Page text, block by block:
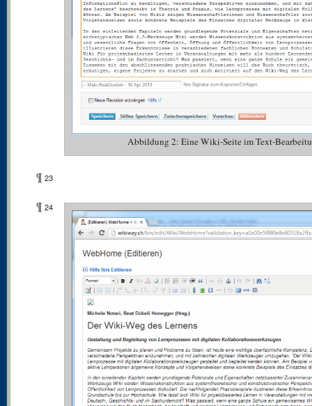
Abbildung 2: Eine Wiki-Seite im Text-
¶ 23
¶ 24